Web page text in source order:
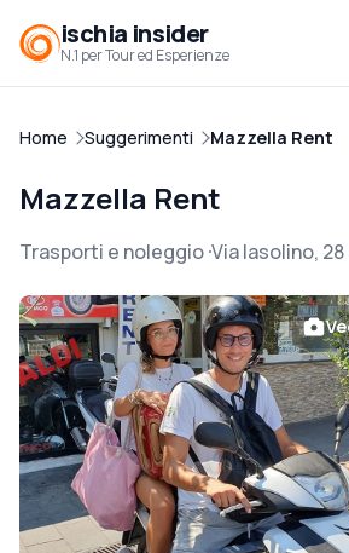
ischia insider
N.1 per Tour ed Esperienze
Home Suggerimenti Mazzella Rent
Mazzella Rent
Trasporti e noleggio Via Iasolino, 28